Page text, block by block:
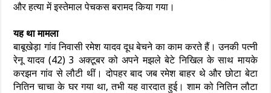
और हत्या में इस्तेमाल पेचकस बरामद किया गया।
यह था मामला
बाबूखेड़ा गांव निवासी रमेश यादव दूध बेचने का काम करते हैं। उनकी पत्नी
रेनू यादव (42) 3 अक्टूबर को अपने मझले बेटे निखिल के साथ मायके
करझन गांव से लौटी थीं। दोपहर बाद जब रमेश बाहर थे और छोटा बेटा
नितिन चाचा के घर गया था, तभी यह वारदात हुई। शाम को नितिन लौटा